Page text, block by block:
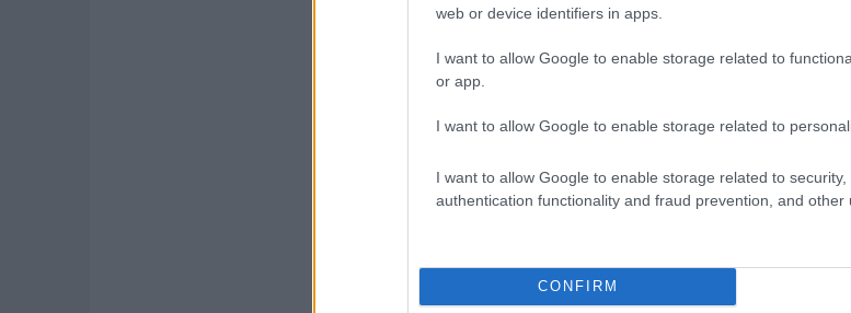
web or device identifiers in apps.
I want to allow Google to enable storage related to
or app.
I want to allow Google to enable storage related to
I want to allow Google to enable storage related to security,
authentication functionality and fraud prevention, and other
CONFIRM